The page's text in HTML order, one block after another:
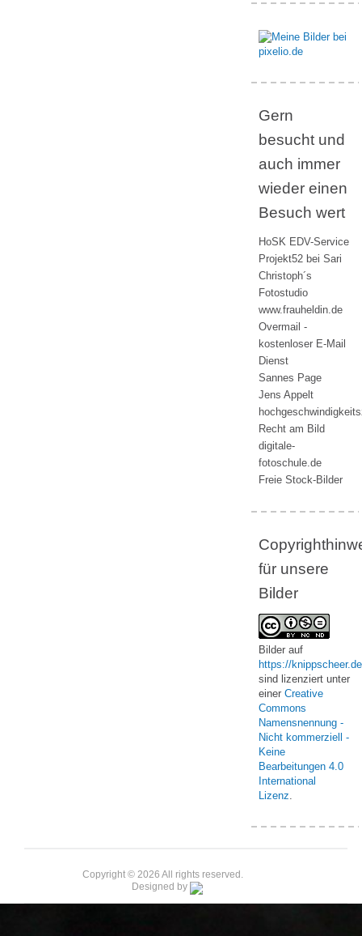
Gern
besucht und
auch immer
wieder einen
Besuch wert
HoSK EDV-Service
Projekt52 bei Sari
Christoph´s
Fotostudio
www.frauheldin.de
Overmail -
kostenloser E-Mail
Dienst
Sannes Page
Jens Appelt
Recht am Bild
digitale-
fotoschule.de
Freie Stock-Bilder
für unsere
Bilder
Bilder auf
https://knippscheer.de
sind lizenziert unter
einer Creative
Commons
Namensnennung -
Nicht kommerziell -
Keine
Bearbeitungen 4.0
International
Lizenz.
Copyright © 2026 All rights reserved.
Designed by